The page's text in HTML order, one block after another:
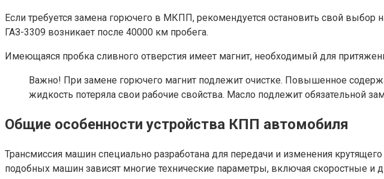
Если требуется замена горючего в МКПП, рекомендуется остановить свой
ГАЗ-3309 возникает после 40000 км пробега.
Имеющаяся пробка сливного отверстия имеет магнит, необходимый для
Важно! При замене горючего магнит подлежит очистке. Повышенное
жидкость потеряла свои рабочие свойства. Масло подлежит обязательной
Общие особенности устройства КПП автомобиля
Трансмиссия машин специально разработана для передачи и изменения
подобных машин зависят многие технические параметры, включая скоростные и